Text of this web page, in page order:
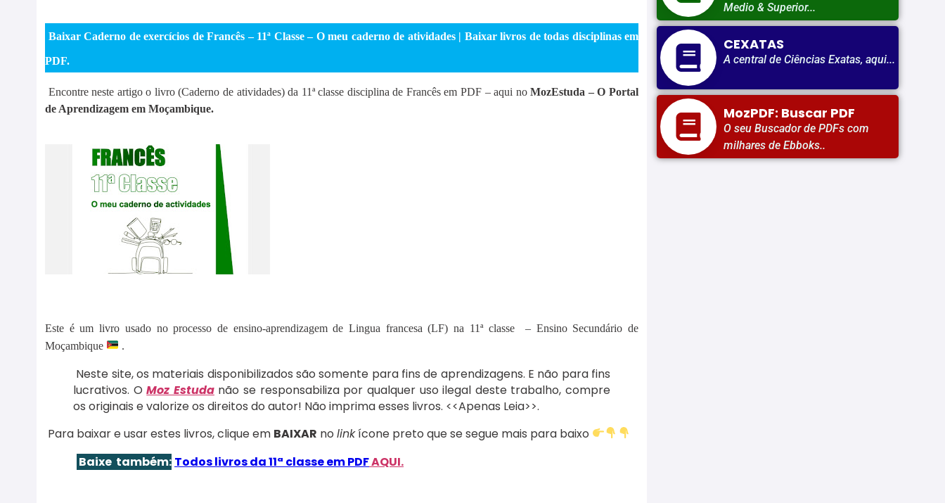
Baixar Caderno de exercícios de Francês – 11ª Classe – O meu caderno de atividades | Baixar livros de todas disciplinas em
PDF.
Encontre neste artigo o livro (Caderno de atividades) da 11ª classe disciplina de Francês em PDF – aqui noMozEstuda – O Portal
de Aprendizagem em Moçambique.
Este éum livro usado no processo de ensino-aprendizagem de Lingua francesa (LF) na 11ª classe – Ensino Secundário de
Moçambique
.
Neste site, os materiais disponibilizados são somente para fins de aprendizagens. E não para fins
lucrativos. OMoz Estudanão se responsabiliza por qualquer uso ilegal deste trabalho, compre
os originais e valorize os direitos do autor! Não imprima esses livros. <<Apenas Leia>>.
Para baixar e usar estes livros, clique em BAIXAR no linkícone preto que se segue mais para baixo
Baixe também: Todos livros da11ª classe em PDFAQUI.
Medio & Superior...
CEXATAS
A central de Ciências Exatas, aqui...
MozPDF: Buscar PDF
O seu Buscador de PDFs com
milhares de Ebboks..